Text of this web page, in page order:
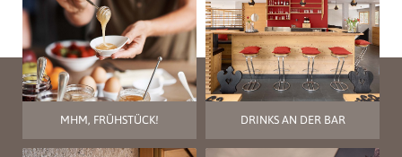
MHM, FRÜHSTÜCK! DRINKS AN DER BAR